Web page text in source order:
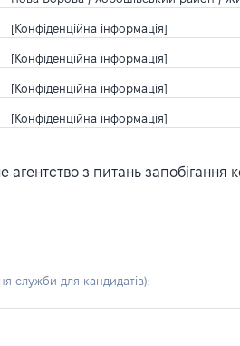
[Конфіденційна інформація]
[Конфіденційна інформація]
[Конфіденційна інформація]
[Конфіденційна інформація]
з питань
служби для кандидатів):